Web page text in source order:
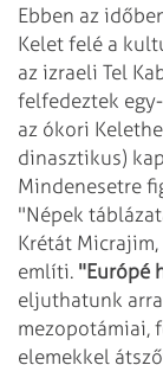
Ebben az
Kelet felé a
az izraeli Tel
felfedeztek
az ókori
dinasztikus)
Mindenesetre
"Népek
Krétát
említi. "Európé
eljuthatunk
mezopotámiai,
elemekkel